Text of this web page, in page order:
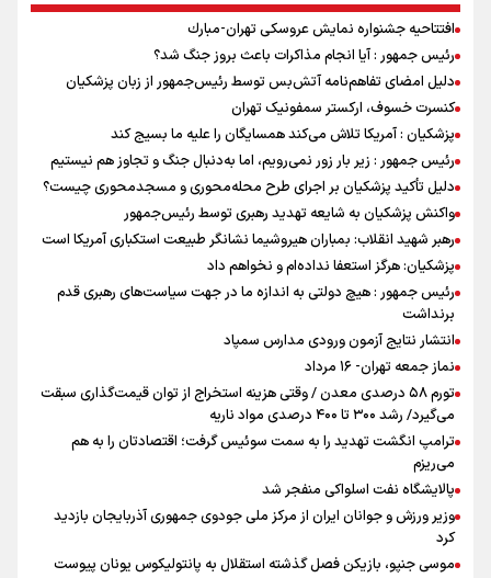
افتتاحیه جشنواره نمايش عروسكى تهران-مبارك
رئیس جمهور : آیا انجام مذاکرات باعث بروز جنگ شد؟
دلیل امضای تفاهم‌نامه آتش‌بس توسط رئیس‌جمهور از زبان پزشکیان
کنسرت خسوف، ارکستر سمفونیک تهران
پزشکیان : آمریکا تلاش می‌کند همسایگان را علیه ما بسیج کند
رئیس جمهور : زیر بار زور نمی‌رویم، اما به‌دنبال جنگ و تجاوز هم نیستیم
دلیل تأکید پزشکیان بر اجرای طرح محله‌محوری و مسجدمحوری چیست؟
واکنش پزشکیان به شایعه تهدید رهبری توسط رئیس‌جمهور
رهبر شهید انقلاب: بمباران هیروشیما نشانگر طبیعت استکباری آمریکا است
پزشکیان: هرگز استعفا نداده‌ام و نخواهم داد
رئیس جمهور : هیچ دولتی به اندازه ما در جهت سیاست‌های رهبری قدم
برنداشت
انتشار نتایج آزمون ورودی مدارس سمپاد
نماز جمعه تهران- ۱۶ مرداد
تورم ۵۸ درصدی معدن / وقتی هزینه استخراج از توان قیمت‌گذاری سبقت
می‌گیرد/ رشد ۳۰۰ تا ۴۰۰ درصدی مواد ناریه
ترامپ انگشت تهدید را به سمت سوئیس گرفت؛ اقتصادتان را به هم
می‌ریزم
پالایشگاه نفت اسلواکی منفجر شد
وزیر ورزش و جوانان ایران از مرکز ملی جودوی جمهوری آذربایجان بازدید
کرد
موسی جنپو، بازیکن فصل گذشته استقلال به پانتولیکوس یونان پیوست